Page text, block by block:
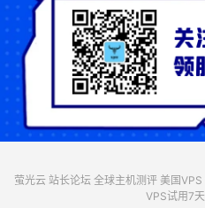
萤光云 站长论坛 全球主机测评 美国VPS
VPS试用7天